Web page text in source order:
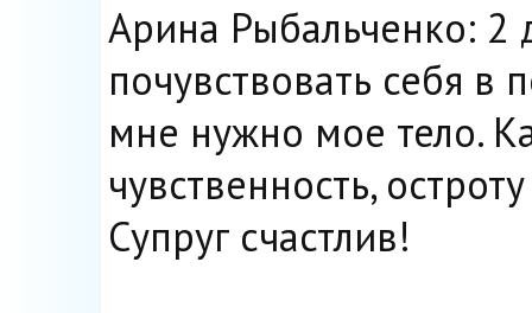
Арина Рыбальченко: 2
почувствовать себя
мне нужно мое тело.
чувственность,
Супруг счастлив!